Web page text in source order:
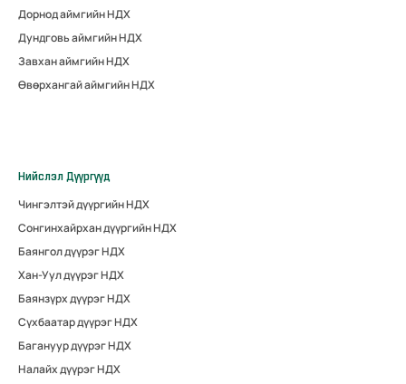
Дорнод аймгийн НДХ
Дундговь аймгийн НДХ
Завхан аймгийн НДХ
Өвөрхангай аймгийн НДХ
Нийслэл Дүүргүүд
Чингэлтэй дүүргийн НДХ
Сонгинхайрхан дүүргийн НДХ
Баянгол дүүрэг НДХ
Хан-Уул дүүрэг НДХ
Баянзүрх дүүрэг НДХ
Сүхбаатар дүүрэг НДХ
Багануур дүүрэг НДХ
Налайх дүүрэг НДХ